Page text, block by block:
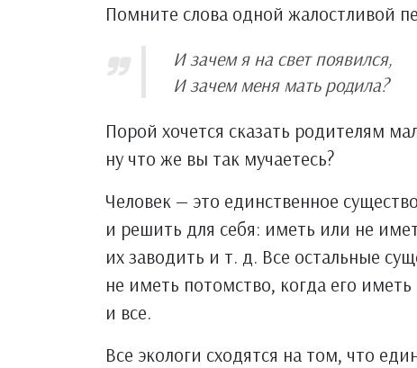
Помните слова одной жалостливой
И зачем я на свет появился,
И зачем меня мать родила?
Порой хочется сказать родителям
ну что же вы так мучаетесь?
Человек — это единственное
и решить для себя: иметь или не
их заводить и т. д. Все остальные
не иметь потомство, когда его
и все.
Все экологи сходятся на том, что